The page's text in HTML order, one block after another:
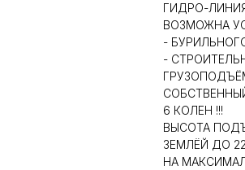
ГИДРО-
ВОЗМОЖНА
-
-
6 КОЛЕН !!!
ВЫСОТА
ЗЕМЛЁЙ ДО
НА